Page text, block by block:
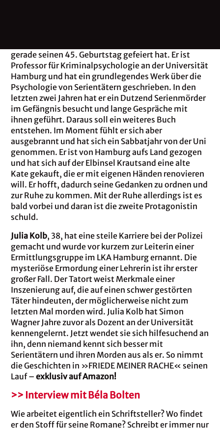
gerade seinen 45. Geburtstag gefeiert hat. Er ist
Professor für Kriminalpsychologie an der Universität
Hamburg und hat ein grundlegendes Werk über die
Psychologie von Serientätern geschrieben. In den
letzten zwei Jahren hat er ein Dutzend Serienmörder
im Gefängnis besucht und lange Gespräche mit
ihnen geführt. Daraus soll ein weiteres Buch
entstehen. Im Moment fühlt er sich aber
ausgebrannt und hat sich ein Sabbatjahr von der Uni
genommen. Er ist von Hamburg aufs Land gezogen
und hat sich auf der Elbinsel Krautsand eine alte
Kate gekauft, die er mit eigenen Händen renovieren
will. Er hofft, dadurch seine Gedanken zu ordnen und
zur Ruhe zu kommen. Mit der Ruhe allerdings ist es
bald vorbei und daran ist die zweite Protagonistin
schuld.
Julia Kolb, 38, hat eine steile Karriere bei der Polizei
gemacht und wurde vor kurzem zur Leiterin einer
Ermittlungsgruppe im LKA Hamburg ernannt. Die
mysteriöse Ermordung einer Lehrerin ist ihr erster
großer Fall. Der Tatort weist Merkmale einer
Inszenierung auf, die auf einen schwer gestörten
Täter hindeuten, der möglicherweise nicht zum
letzten Mal morden wird. Julia Kolb hat Simon
Wagner Jahre zuvor als Dozent an der Universität
kennengelernt. Jetzt wendet sie sich hilfesuchend an
ihn, denn niemand kennt sich besser mit
Serientätern und ihren Morden aus als er. So nimmt
die Geschichten in »FRIEDE MEINER RACHE« seinen
Lauf –exklusiv auf Amazon!
>> Interview mit Béla Bolten
Wie arbeitet eigentlich ein Schriftsteller? Wo findet
er den Stoff für seine Romane? Schreibt er immer nur